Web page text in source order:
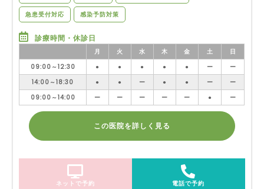
急患受付対応 感染予防対策
診療時間・休診日
月 火 水 木 金 土
日
09:00～12:30
● ● ● ● ● ー
ー
14:00～18:30
● ● ー ● ● ー
ー
09:00～14:00
ー ー ー ー ー ● ー
この医院を詳しく見る
ネットで予約 電話で予約